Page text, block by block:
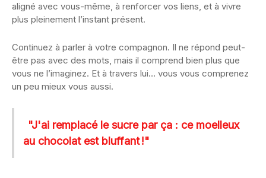
aligné avec vous-même, à renforcer vos liens, et à vivre
plus pleinement l’instant présent.
Continuez à parler à votre compagnon. Il ne répond peut-
être pas avec des mots, mais il comprend bien plus que
vous ne l’imaginez. Et à travers lui… vous vous comprenez
un peu mieux vous aussi.
"J'ai remplacé le sucre par ça : ce moelleux
au chocolat est bluffant !"